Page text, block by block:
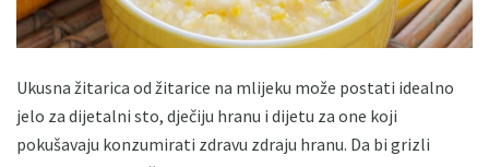
Ukusna žitarica od žitarice na mlijeku može postati idealno
jelo za dijetalni sto, dječiju hranu i dijetu za one koji
pokušavaju konzumirati zdravu zdraju hranu. Da bi grizli